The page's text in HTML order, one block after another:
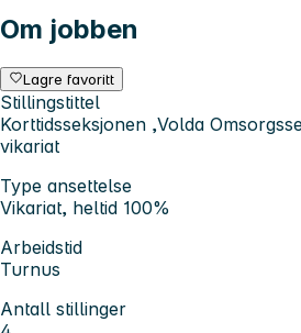
Om jobben
Lagre favoritt
Stillingstittel
Korttidsseksjonen ,Volda
vikariat
Type ansettelse
Vikariat, heltid 100%
Arbeidstid
Turnus
Antall stillinger